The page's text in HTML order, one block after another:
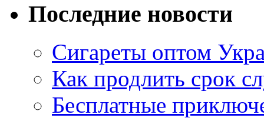
Последние новости
Сигареты оптом
Как продлить срок
Бесплатные